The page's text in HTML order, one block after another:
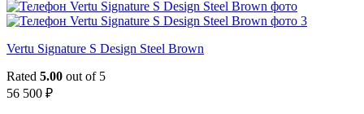
Vertu Signature S Design Steel Brown
Rated 5.00 out of 5
56 500 ₽